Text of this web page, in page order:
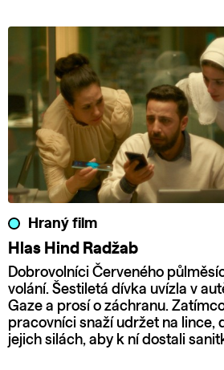
Hraný film
Hlas Hind Radžab
Dobrovolníci Červeného
volání. Šestiletá dívka uvízla v
Gaze a prosí o záchranu.
pracovníci snaží udržet na lince,
jejich silách, aby k ní dostali